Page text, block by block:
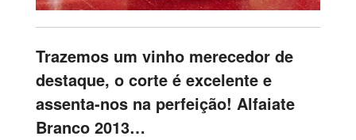
Trazemos um vinho merecedor de
destaque, o corte é excelente e
assenta-nos na perfeição! Alfaiate
Branco 2013…